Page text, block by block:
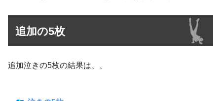
追加の5枚
追加泣きの5枚の結果は、、